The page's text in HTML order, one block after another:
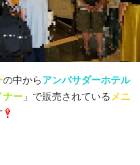
の中からアンバサダーホテル
ナー 」で販売されているメニ